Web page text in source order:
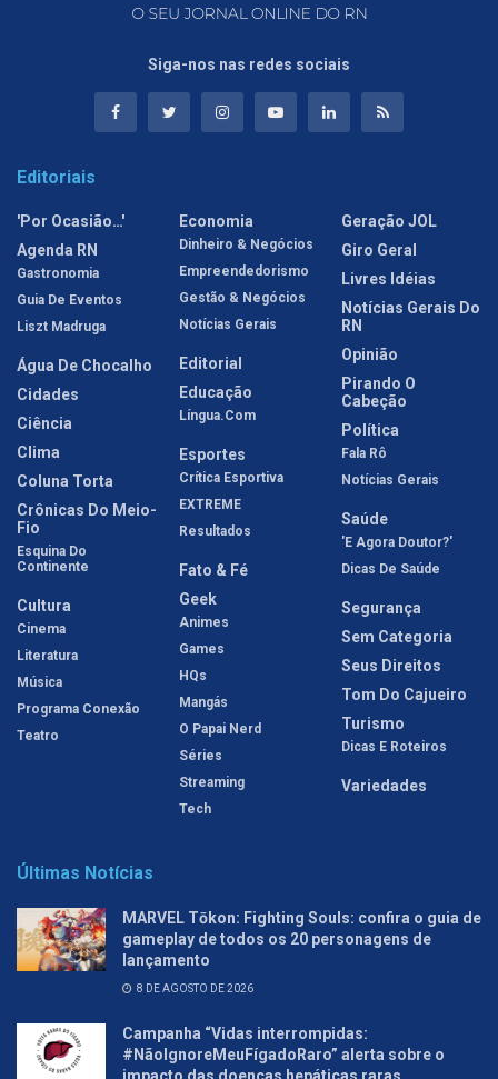
Siga-nos nas redes sociais
Editoriais
'Por Ocasião…'
Agenda RN
Gastronomia
Guia De Eventos
Liszt Madruga
Água De Chocalho
Cidades
Ciência
Clima
Coluna Torta
Crônicas Do Meio-
Fio
Esquina Do
Continente
Cultura
Cinema
Literatura
Música
Programa Conexão
Teatro
Economia
Dinheiro & Negócios
Empreendedorismo
Gestão & Negócios
Notícias Gerais
Editorial
Educação
Língua.com
Esportes
Crítica Esportiva
EXTREME
Resultados
Fato & Fé
Geek
Animes
Games
HQs
Mangás
O Papai Nerd
Séries
Streaming
Tech
Geração JOL
Giro Geral
Livres Idéias
Notícias Gerais Do
RN
Opinião
Pirando O
Cabeção
Política
Fala Rô
Notícias Gerais
Saúde
'E Agora Doutor?'
Dicas De Saúde
Segurança
Sem Categoria
Seus Direitos
Tom Do Cajueiro
Turismo
Dicas E Roteiros
Variedades
Últimas Notícias
MARVEL Tōkon: Fighting Souls: confira o guia de
gameplay de todos os 20 personagens de
lançamento
8 DE AGOSTO DE 2026
Campanha “Vidas interrompidas:
#NãoIgnoreMeuFígadoRaro” alerta sobre o